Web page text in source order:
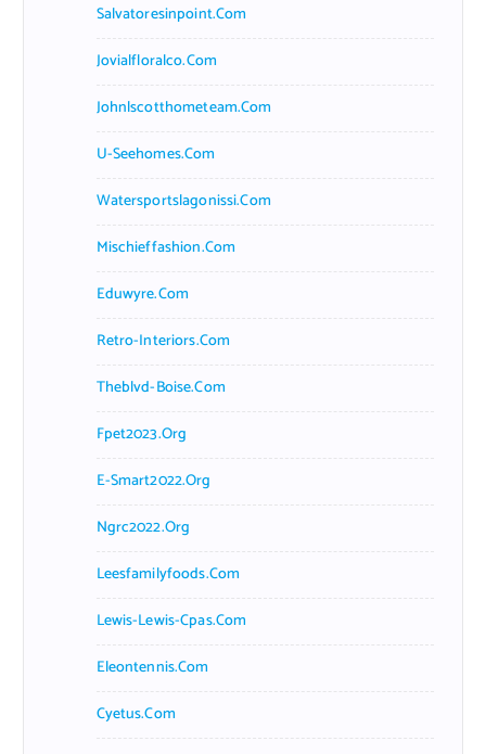
Salvatoresinpoint.com
Jovialfloralco.com
Johnlscotthometeam.com
U-Seehomes.com
Watersportslagonissi.com
Mischieffashion.com
Eduwyre.com
Retro-Interiors.com
Theblvd-Boise.com
Fpet2023.org
E-Smart2022.org
Ngrc2022.org
Leesfamilyfoods.com
Lewis-Lewis-Cpas.com
Eleontennis.com
Cyetus.com